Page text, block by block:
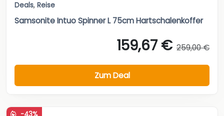
Deals, Reise
Samsonite Intuo Spinner L 75cm Hartschalenkoffer
159,67 € 259,00 €
Zum Deal